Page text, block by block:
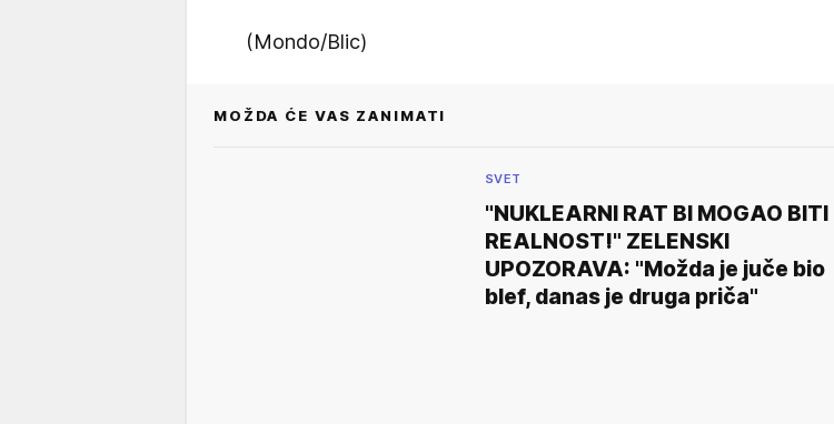
(Mondo/Blic)
MOŽDA ĆE VAS ZANIMATI
SVET
"NUKLEARNI RAT BI MOGAO BITI
REALNOST!" ZELENSKI
UPOZORAVA: "Možda je juče bio
blef, danas je druga priča"